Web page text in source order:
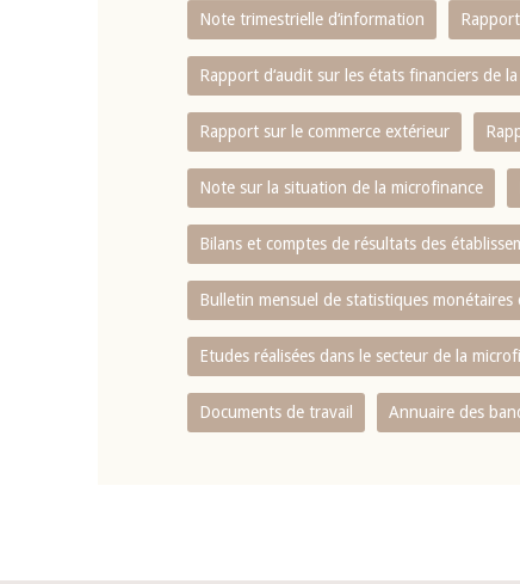
Note trimestrielle d‘information
Rapport d‘audit sur les états financiers de la
Rapport sur le commerce extérieur
Note sur la situation de la microfinance
Bilans et comptes de résultats des
Bulletin mensuel de statistiques monétaires
Etudes réalisées dans le secteur de la
Documents de travail Annuaire des